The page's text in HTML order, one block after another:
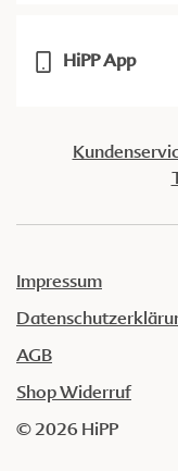
HiPP App
Impressum
AGB
Shop Widerruf
© 2026 HiPP